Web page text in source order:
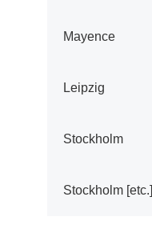
Mayence
Leipzig
Stockholm
Stockholm [etc.]